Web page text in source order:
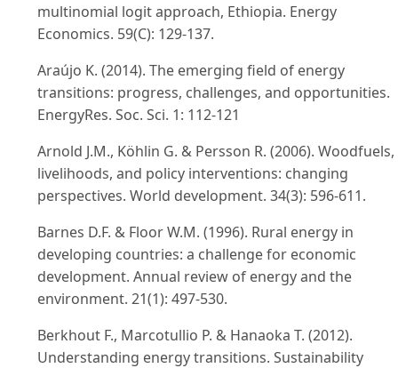
multinomial logit approach, Ethiopia. Energy
Economics. 59(C): 129-137.
Araújo K. (2014). The emerging field of energy
transitions: progress, challenges, and opportunities.
EnergyRes. Soc. Sci. 1: 112-121
Arnold J.M., Köhlin G. & Persson R. (2006). Woodfuels,
livelihoods, and policy interventions: changing
perspectives. World development. 34(3): 596-611.
Barnes D.F. & Floor W.M. (1996). Rural energy in
developing countries: a challenge for economic
development. Annual review of energy and the
environment. 21(1): 497-530.
Berkhout F., Marcotullio P. & Hanaoka T. (2012).
Understanding energy transitions. Sustainability